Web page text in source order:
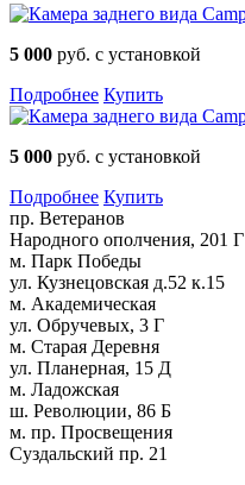
5 000 руб. с установкой
Подробнее Купить
5 000 руб. с установкой
Подробнее Купить
пр. Ветеранов
Народного ополчения, 201 Г
м. Парк Победы
ул. Кузнецовская д.52 к.15
м. Академическая
ул. Обручевых, 3 Г
м. Старая Деревня
ул. Планерная, 15 Д
м. Ладожская
ш. Революции, 86 Б
м. пр. Просвещения
Суздальский пр. 21